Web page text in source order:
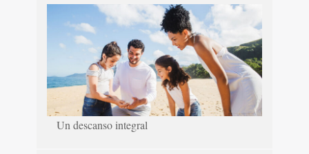
Un descanso integral